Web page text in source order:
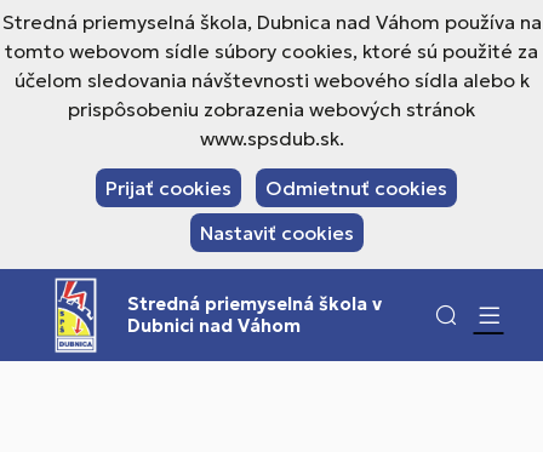
Stredná priemyselná škola, Dubnica nad Váhom používa na
tomto webovom sídle súbory cookies, ktoré sú použité za
účelom sledovania návštevnosti webového sídla alebo k
prispôsobeniu zobrazenia webových stránok
www.spsdub.sk.
Prijať cookies
Odmietnuť cookies
Nastaviť cookies
Stredná priemyselná škola v
Dubnici nad Váhom